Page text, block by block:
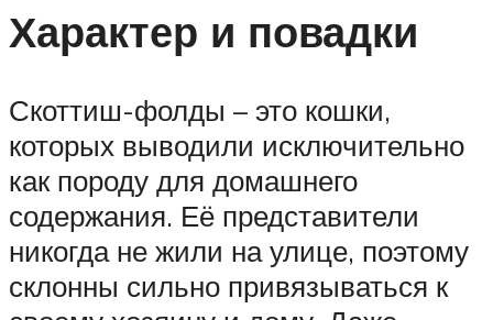
Характер и повадки
Скоттиш-фолды – это кошки,
которых выводили исключительно
как породу для домашнего
содержания. Её представители
никогда не жили на улице, поэтому
склонны сильно привязываться к